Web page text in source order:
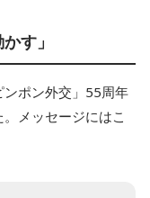
す」
ポン外交」55周年
メッセージにはこ